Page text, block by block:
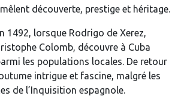
découverte, prestige et héritage.
1492, lorsque Rodrigo de Xerez,
Colomb, découvre à Cuba
les populations locales. De retour
intrigue et fascine, malgré les
de l’Inquisition espagnole.